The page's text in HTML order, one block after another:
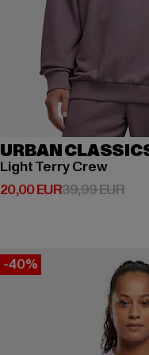
URBAN
Light Terry Crew
20,00 EUR
Derzeitiger Preis: 20,00
39,99 EUR
-40%